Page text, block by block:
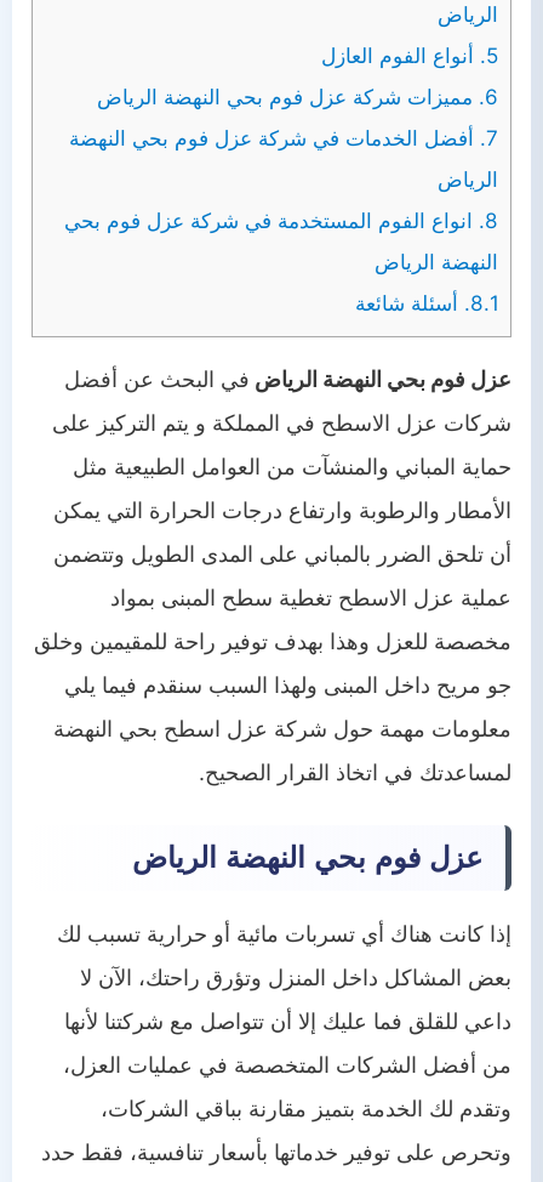
الرياض
5. أنواع الفوم العازل
6. مميزات شركة عزل فوم بحي النهضة الرياض
7. أفضل الخدمات في شركة عزل فوم بحي النهضة
الرياض
8. انواع الفوم المستخدمة في شركة عزل فوم بحي
النهضة الرياض
8.1. أسئلة شائعة
عزل فوم بحي النهضة الرياض في البحث عن أفضل
شركات عزل الاسطح في المملكة و يتم التركيز على
حماية المباني والمنشآت من العوامل الطبيعية مثل
الأمطار والرطوبة وارتفاع درجات الحرارة التي يمكن
أن تلحق الضرر بالمباني على المدى الطويل وتتضمن
عملية عزل الاسطح تغطية سطح المبنى بمواد
مخصصة للعزل وهذا بهدف توفير راحة للمقيمين وخلق
جو مريح داخل المبنى ولهذا السبب سنقدم فيما يلي
معلومات مهمة حول شركة عزل اسطح بحي النهضة
لمساعدتك في اتخاذ القرار الصحيح.
عزل فوم بحي النهضة الرياض
إذا كانت هناك أي تسربات مائية أو حرارية تسبب لك
بعض المشاكل داخل المنزل وتؤرق راحتك، الآن لا
داعي للقلق فما عليك إلا أن تتواصل مع شركتنا لأنها
من أفضل الشركات المتخصصة في عمليات العزل،
وتقدم لك الخدمة بتميز مقارنة بباقي الشركات،
وتحرص على توفير خدماتها بأسعار تنافسية، فقط حدد